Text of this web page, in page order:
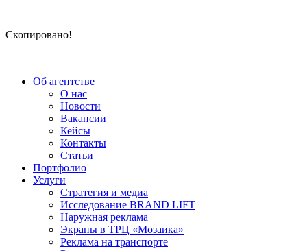
Скопировано!
Об агентстве
О нас
Новости
Вакансии
Кейсы
Контакты
Статьи
Портфолио
Услуги
Стратегия и медиа
Исследование BRAND LIFT
Наружная реклама
Экраны в ТРЦ «Мозаика»
Реклама на транспорте